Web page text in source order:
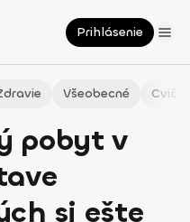
Prihlásenie
Všeobecné
pobyt v
si ešte